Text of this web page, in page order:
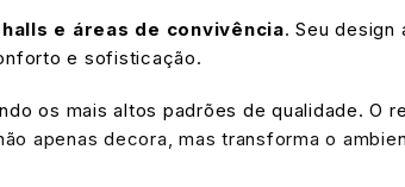
e áreas de convivência. Seu
e sofisticação.
os mais altos padrões de qualidade. O
apenas decora, mas transforma o